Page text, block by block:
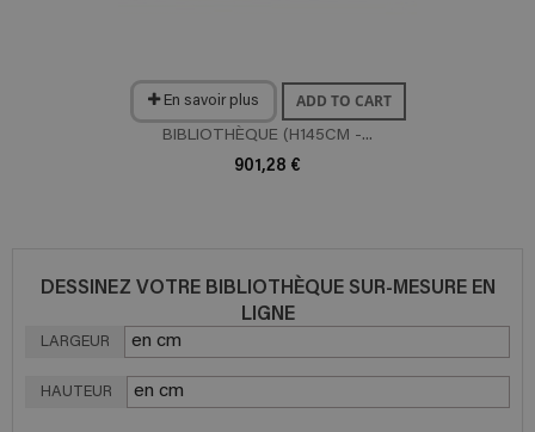
En savoir plus ADD TO CART
BIBLIOTHÈQUE (H145CM -...
901,28 €
DESSINEZ VOTRE BIBLIOTHÈQUE SUR-MESURE EN
LIGNE
LARGEUR
HAUTEUR